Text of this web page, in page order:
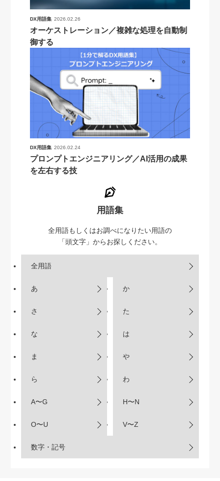
DX用語集 2026.02.26
オーケストレーション／複雑な処理を自動制
御する
DX用語集 2026.02.24
プロンプトエンジニアリング／AI活用の成果
を左右する技
用語集
全用語もしくはお調べになりたい用語の
「頭文字」からお探しください。
全用語
あ か
さ た
な は
ま や
ら わ
A〜G H〜N
O〜U V〜Z
数字・記号